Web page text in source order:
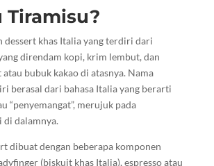
Tiramisu?
dessert khas Italia yang terdiri dari
direndam kopi, krim lembut, dan
bubuk kakao di atasnya. Nama
berasal dari bahasa Italia yang berarti
“penyemangat”, merujuk pada
di dalamnya.
dibuat dengan beberapa komponen
(biskuit khas Italia), espresso atau